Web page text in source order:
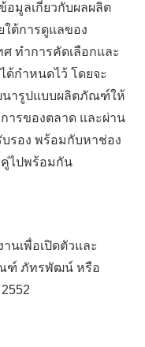
อมูลเกี่ยวกับผลผลิต
ใต้การดูแลของ
ศ ทำการคัดเลือกและ
ด้กำหนดไว้ โดยจะ
ารูปแบบผลิตภัณฑ์ให้
ารของตลาด และผ่าน
รอง พร้อมกับหาช่อง
ไปพร้อมกัน
นเพื่อเปิดตัวและ
ฑ์ ภัทรพัฒน์ หรือ
2552